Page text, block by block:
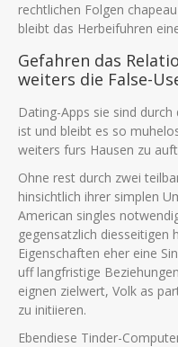
rechtlichen Folgen
bleibt das Herbeifuhren
Gefahren das
weiters die False-
Dating-Apps sie sind
ist und bleibt es so
weiters furs Hausen zu
Ohne rest durch zwei
hinsichtlich ihrer simplen
American singles
gegensatzlich diesseitigen
Eigenschaften eher eine
uff langfristige
eignen zielwert, Volk as
zu initiieren.
Ebendiese Tinder-